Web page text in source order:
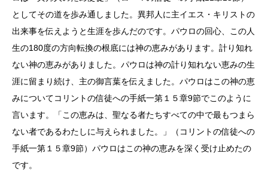
としてその道を歩み通しました。異邦人に主イエス・キリストの
出来事を伝えようと生涯を歩んだのです。パウロの回心、この人
生の180度の方向転換の根底には神の恵みがあります。計り知れ
ない神の恵みがありました。パウロは神の計り知れない恵みの生
涯に留まり続け、主の御言葉を伝えました。パウロはこの神の恵
みについてコリントの信徒への手紙一第１５章9節でこのように
言います。「この恵みは、聖なる者たちすべての中で最もつまら
ない者であるわたしに与えられました。」（コリントの信徒への
手紙一第１５章9節）パウロはこの神の恵みを深く受け止めたの
です。